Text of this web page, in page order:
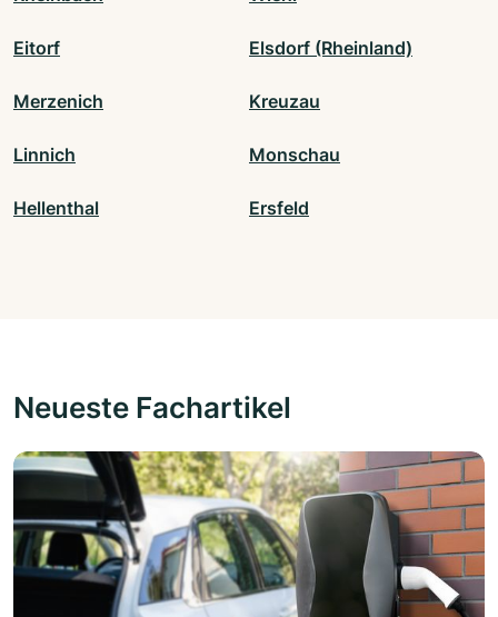
Eitorf Elsdorf (Rheinland)
Merzenich Kreuzau
Linnich Monschau
Hellenthal Ersfeld
Neueste Fachartikel